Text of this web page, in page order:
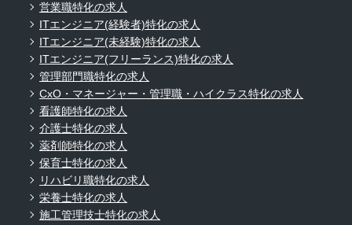
営業職特化の求人
ITエンジニア(経験者)特化の求人
ITエンジニア(未経験)特化の求人
ITエンジニア(フリーランス)特化の求人
管理部門職特化の求人
CxO・マネージャー・管理職・ハイクラス特化の求人
看護師特化の求人
介護士特化の求人
薬剤師特化の求人
保育士特化の求人
リハビリ職特化の求人
栄養士特化の求人
施工管理技士特化の求人